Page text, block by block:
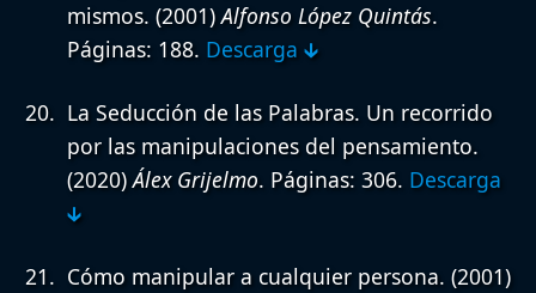
mismos. (2001)Alfonso López Quintás.
Páginas: 188. Descarga 🡳
La Seducción de las Palabras. Un recorrido
por las manipulaciones del pensamiento.
(2020)Álex Grijelmo. Páginas: 306. Descarga
🡳
Cómo manipular a cualquier persona. (2001)